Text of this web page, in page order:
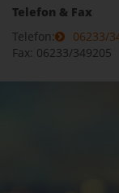
Telefon & Fax
Telefon:
06233/
Fax: 06233/349205